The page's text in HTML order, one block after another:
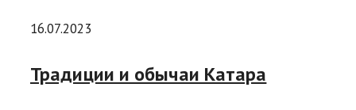
16.07.2023
Традиции и обычаи Катара